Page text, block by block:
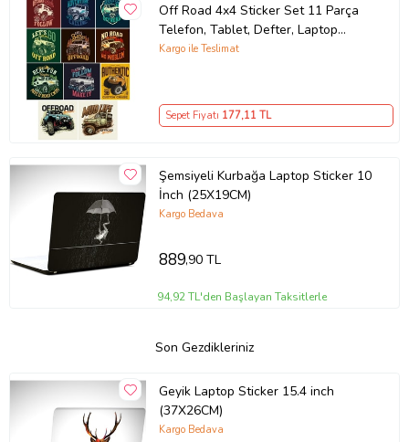
Off Road 4x4 Sticker Set 11 Parça
Telefon, Tablet, Defter, Laptop
Sticker
Kargo ile Teslimat
Sepet Fiyatı 177,11 TL
Şemsiyeli Kurbağa Laptop Sticker 10
İnch (25X19CM)
Kargo Bedava
889,90 TL
94,92 TL'den Başlayan Taksitlerle
Son Gezdikleriniz
Geyik Laptop Sticker 15.4 inch
(37X26CM)
Kargo Bedava